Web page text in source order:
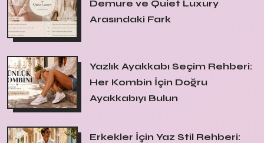
Demure ve Quiet Luxury
Arasındaki Fark
Yazlık Ayakkabı Seçim Rehberi:
Her Kombin İçin Doğru
Ayakkabıyı Bulun
Erkekler İçin Yaz Stil Rehberi: